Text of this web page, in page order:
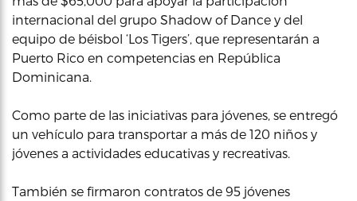
internacional del grupo Shadow of Dance y del
equipo de béisbol ‘Los Tigers’, que representarán a
Puerto Rico en competencias en República
Dominicana.
Como parte de las iniciativas para jóvenes, se entregó
un vehículo para transportar a más de 120 niños y
jóvenes a actividades educativas y recreativas.
También se firmaron contratos de 95 jóvenes